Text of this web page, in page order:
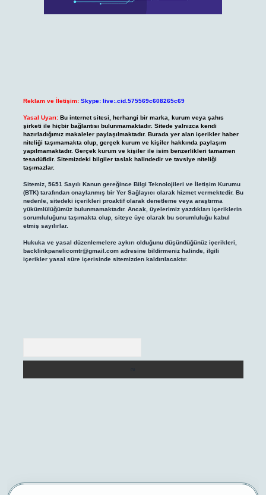
Reklam ve İletişim: Skype: live:.cid.575569c608265c69
Yasal Uyarı: Bu internet sitesi, herhangi bir marka, kurum veya şahıs
şirketi ile hiçbir bağlantısı bulunmamaktadır. Sitede yalnızca kendi
hazırladığımız makaleler paylaşılmaktadır. Burada yer alan içerikler haber
niteliği taşımamakta olup, gerçek kurum ve kişiler hakkında paylaşım
yapılmamaktadır. Gerçek kurum ve kişiler ile isim benzerlikleri tamamen
tesadüfidir. Sitemizdeki bilgiler taslak halindedir ve tavsiye niteliği
taşımazlar.
Sitemiz, 5651 Sayılı Kanun gereğince Bilgi Teknolojileri ve İletişim Kurumu
(BTK) tarafından onaylanmış bir Yer Sağlayıcı olarak hizmet vermektedir. Bu
nedenle, sitedeki içerikleri proaktif olarak denetleme veya araştırma
yükümlülüğümüz bulunmamaktadır. Ancak, üyelerimiz yazdıkları içeriklerin
sorumluluğunu taşımakta olup, siteye üye olarak bu sorumluluğu kabul
etmiş sayılırlar.
Hukuka ve yasal düzenlemelere aykırı olduğunu düşündüğünüz içerikleri,
backlinkpanelicomtr@gmail.comadresine bildirmeniz halinde, ilgili
içerikler yasal süre içerisinde sitemizden kaldırılacaktır.